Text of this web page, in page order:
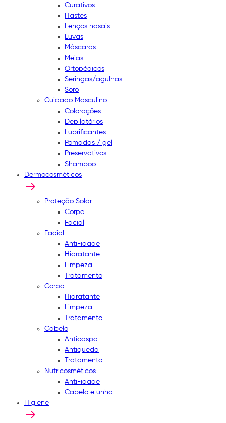
Curativos
Hastes
Lenços nasais
Luvas
Máscaras
Meias
Ortopédicos
Seringas/agulhas
Soro
Cuidado Masculino
Colorações
Depilatórios
Lubrificantes
Pomadas / gel
Preservativos
Shampoo
Dermocosméticos
Proteção Solar
Corpo
Facial
Facial
Anti-idade
Hidratante
Limpeza
Tratamento
Corpo
Hidratante
Limpeza
Tratamento
Cabelo
Anticaspa
Antiqueda
Tratamento
Nutricosméticos
Anti-idade
Cabelo e unha
Higiene